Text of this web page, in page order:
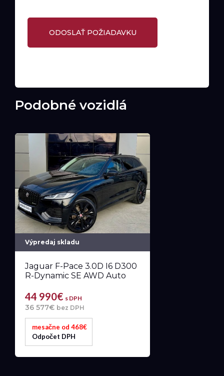
Podobné vozidlá
Výpredaj skladu
Jaguar F-Pace 3.0D I6 D300
R-Dynamic SE AWD Auto
44 990€ s DPH
36 577€ bez DPH
mesačne od 468€
Odpočet DPH